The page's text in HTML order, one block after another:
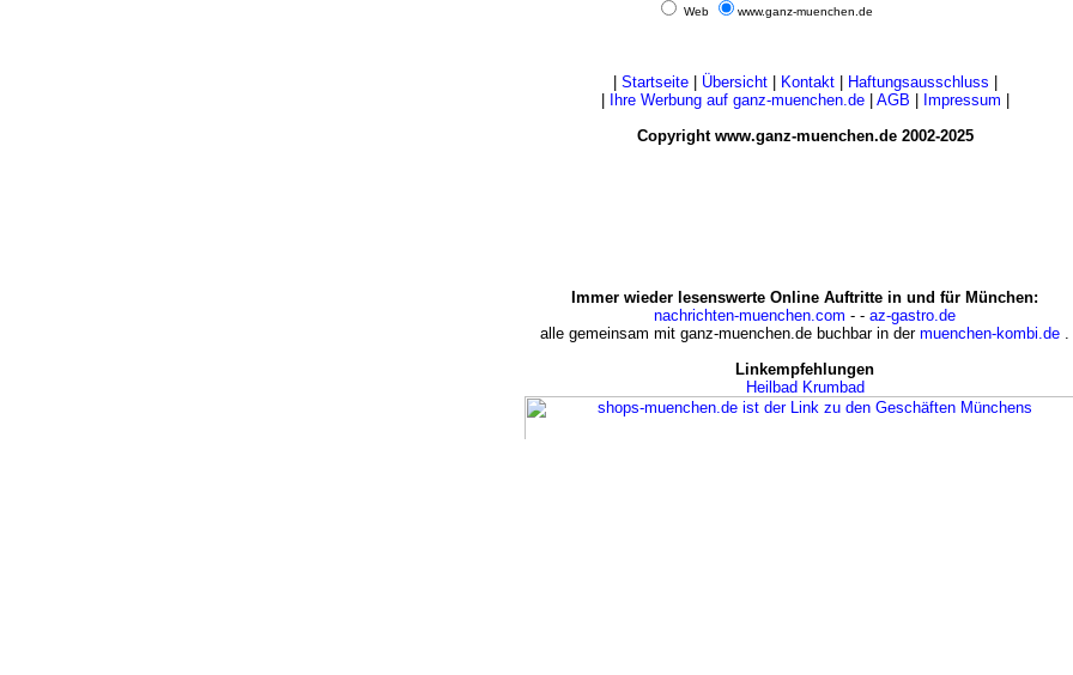
Web www.ganz-muenchen.de
Startseite Übersicht| Kontakt| Haftungsausschluss
Ihre Werbung auf ganz-muenchen.de| AGB Impressum
Copyright www.ganz-muenchen.de 2002-2025
Immer wieder lesenswerte Online Auftritte in und für München:
nachrichten-muenchen.com - - az-gastro.de
alle gemeinsam mit ganz-muenchen.de buchbar in der muenchen-kombi.de .
Linkempfehlungen
Heilbad Krumbad